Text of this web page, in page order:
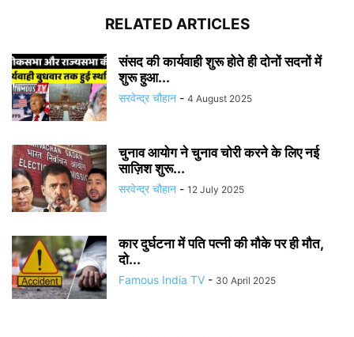
RELATED ARTICLES
संसद की कार्यवाही शुरू होते ही दोनों सदनों में
शुरू हुआ...
सरवेन्द्र चौहान - 4 August 2025
चुनाव आयोग ने चुनाव चोरी करने के लिए नई
साज़िश शुरू...
सरवेन्द्र चौहान - 12 July 2025
कार दुर्घटना में पति पत्नी की मौके पर ही मौत,
दो...
Famous India TV - 30 April 2025